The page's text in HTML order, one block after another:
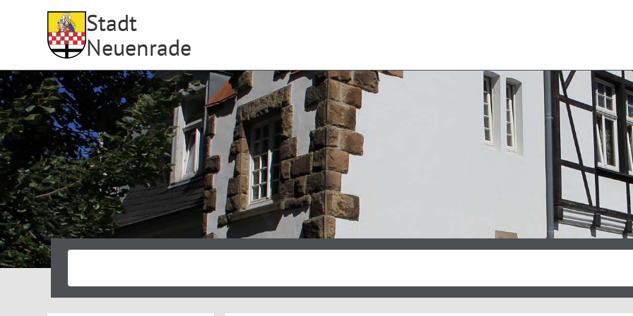
Stadt
Neuenrade